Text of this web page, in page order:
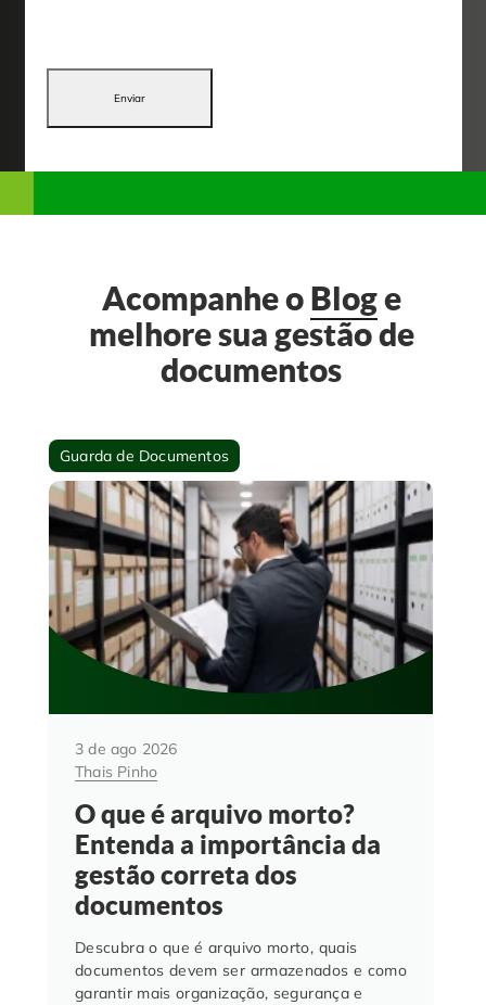
Enviar
Acompanhe o Bloge
melhore sua gestão de
documentos
Guarda de Documentos
3 de ago 2026
Thais Pinho
O que é arquivo morto?
Entenda a importância da
gestão correta dos
documentos
Descubra o que é arquivo morto, quais
documentos devem ser armazenados e como
garantir mais organização, segurança e